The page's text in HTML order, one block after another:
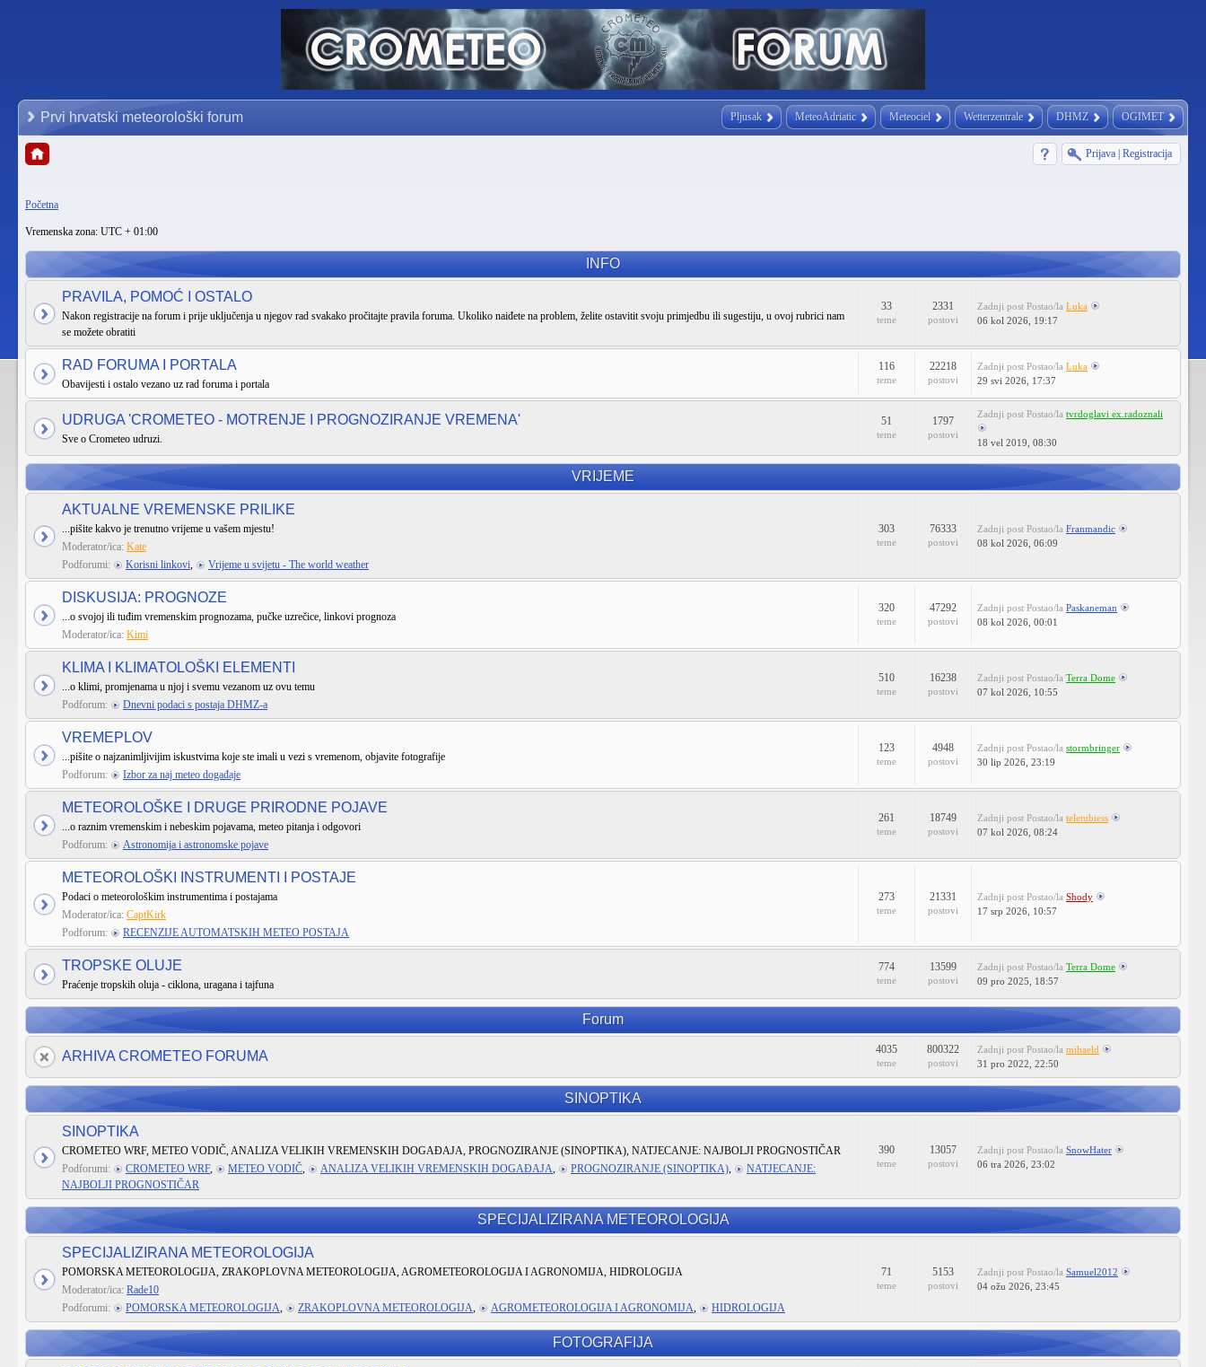
Pljusak MeteoAdriatic Meteociel Wetterzentrale DHMZ OGIMET
Prvi hrvatski meteorološki forum
Prijava Registracija
Početna
Vremenska zona: UTC + 01:00
INFO
PRAVILA, POMOĆ I OSTALO
Nakon registracije na forum i prije uključenja u njegov rad svakako pročitajte pravila foruma. Ukoliko naiđete na problem, želite ostavitit svoju primjedbu ili sugestiju, u ovoj rubrici nam
se možete obratiti
33
teme
2331
postovi
Zadnji post Postao/la Luka
06 kol 2026, 19:17
RAD FORUMA I PORTALA
Obavijesti i ostalo vezano uz rad foruma i portala
116
teme
22218
postovi
Zadnji post Postao/la Luka
29 svi 2026, 17:37
UDRUGA 'CROMETEO - MOTRENJE I PROGNOZIRANJE VREMENA'
Sve o Crometeo udruzi.
51
teme
1797
postovi
Zadnji post Postao/la tvrdoglavi ex.radoznali
18 vel 2019, 08:30
VRIJEME
AKTUALNE VREMENSKE PRILIKE
...pišite kakvo je trenutno vrijeme u vašem mjestu!
Moderator/ica: Kate
Podforumi:
Korisni linkovi, Vrijeme u svijetu - The world weather
303
teme
76333
postovi
Zadnji post Postao/la Franmandic
08 kol 2026, 06:09
DISKUSIJA: PROGNOZE
...o svojoj ili tuđim vremenskim prognozama, pučke uzrečice, linkovi prognoza
Moderator/ica: Kimi
320
teme
47292
postovi
Zadnji post Postao/la Paskaneman
08 kol 2026, 00:01
KLIMA I KLIMATOLOŠKI ELEMENTI
...o klimi, promjenama u njoj i svemu vezanom uz ovu temu
Podforum:
Dnevni podaci s postaja DHMZ-a
510
teme
16238
postovi
Zadnji post Postao/la Terra Dome
07 kol 2026, 10:55
VREMEPLOV
...pišite o najzanimljivijim iskustvima koje ste imali u vezi s vremenom, objavite fotografije
Podforum:
Izbor za naj meteo događaje
123
teme
4948
postovi
Zadnji post Postao/la stormbringer
30 lip 2026, 23:19
METEOROLOŠKE I DRUGE PRIRODNE POJAVE
...o raznim vremenskim i nebeskim pojavama, meteo pitanja i odgovori
Podforum:
Astronomija i astronomske pojave
261
teme
18749
postovi
Zadnji post Postao/la teletubiess
07 kol 2026, 08:24
METEOROLOŠKI INSTRUMENTI I POSTAJE
Podaci o meteorološkim instrumentima i postajama
Moderator/ica: CaptKirk
Podforum:
RECENZIJE AUTOMATSKIH METEO POSTAJA
273
teme
21331
postovi
Zadnji post Postao/la Shody
17 srp 2026, 10:57
TROPSKE OLUJE
Praćenje tropskih oluja - ciklona, uragana i tajfuna
774
teme
13599
postovi
Zadnji post Postao/la Terra Dome
09 pro 2025, 18:57
Forum
ARHIVA CROMETEO FORUMA 4035
teme
800322
postovi
Zadnji post Postao/la mihaeld
31 pro 2022, 22:50
SINOPTIKA
SINOPTIKA
CROMETEO WRF, METEO VODIČ, ANALIZA VELIKIH VREMENSKIH DOGAĐAJA, PROGNOZIRANJE (SINOPTIKA), NATJECANJE: NAJBOLJI PROGNOSTIČAR
Podforumi:
CROMETEO WRF, METEO VODIČ, ANALIZA VELIKIH VREMENSKIH DOGAĐAJA, PROGNOZIRANJE (SINOPTIKA),
NATJECANJE:
NAJBOLJI PROGNOSTIČAR
390
teme
13057
postovi
Zadnji post Postao/la SnowHater
06 tra 2026, 23:02
SPECIJALIZIRANA METEOROLOGIJA
SPECIJALIZIRANA METEOROLOGIJA
POMORSKA METEOROLOGIJA, ZRAKOPLOVNA METEOROLOGIJA, AGROMETEOROLOGIJA I AGRONOMIJA, HIDROLOGIJA
Moderator/ica: Rade10
Podforumi:
POMORSKA METEOROLOGIJA, ZRAKOPLOVNA METEOROLOGIJA, AGROMETEOROLOGIJA I AGRONOMIJA, HIDROLOGIJA
71
teme
5153
postovi
Zadnji post Postao/la Samuel2012
04 ožu 2026, 23:45
FOTOGRAFIJA